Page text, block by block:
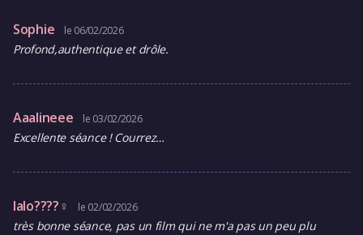
Sophie le 06/02/2026
Profond,authentique et drôle.
Aaalineee le 03/02/2026
Excellente séance ! Courrez…
lalo????‍♀️ le 02/02/2026
très bonne séance, pas un film qui ne m'a pas un peu plu